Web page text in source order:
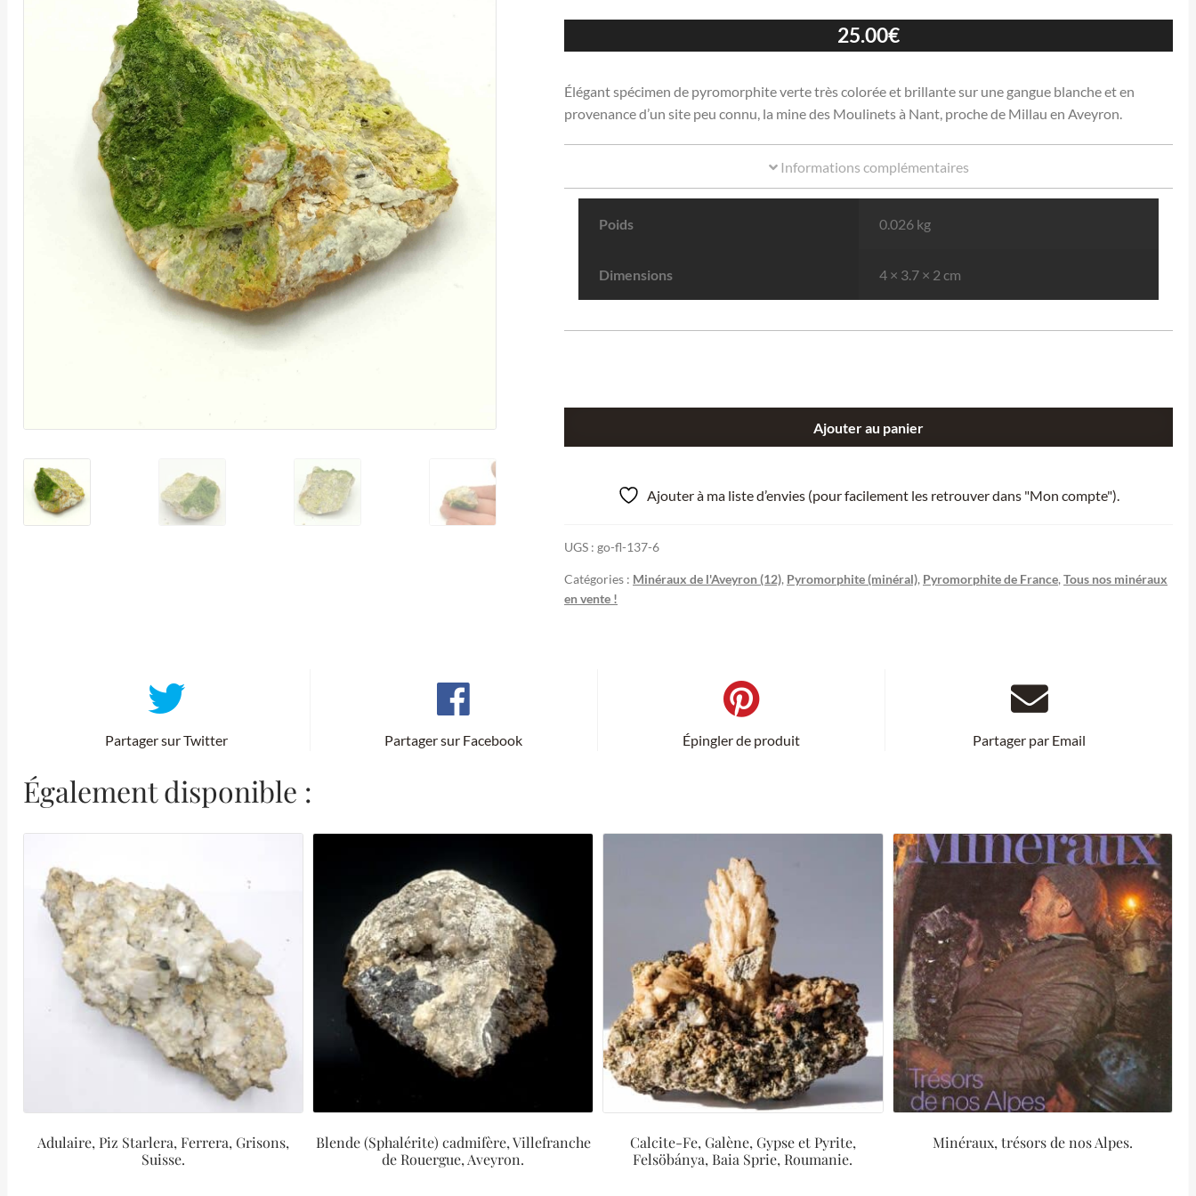
25.00€
Élégant spécimen de pyromorphite verte très colorée et brillante sur une gangue blanche et en
provenance d’un site peu connu, la mine des Moulinets à Nant, proche de Millau en Aveyron.
Informations complémentaires
Poids 0.026 kg
Dimensions 4 × 3.7 × 2 cm
Aveyron.
Ajouter au panier
Ajouter à ma liste d’envies (pour facilement les retrouver dans "Mon compte").
UGS : go-fl-137-6
Catégories : Minéraux de l'Aveyron (12), Pyromorphite (minéral), Pyromorphite de France, Tous nos minéraux
en vente !
Partager sur Twitter Partager sur Facebook Épingler de produit Partager par Email
Également disponible :
Adulaire, Piz Starlera, Ferrera, Grisons,
Suisse.
Blende (Sphalérite) cadmifère, Villefranche
de Rouergue, Aveyron.
Calcite-Fe, Galène, Gypse et Pyrite,
Felsöbánya, Baia Sprie, Roumanie.
Minéraux, trésors de nos Alpes.